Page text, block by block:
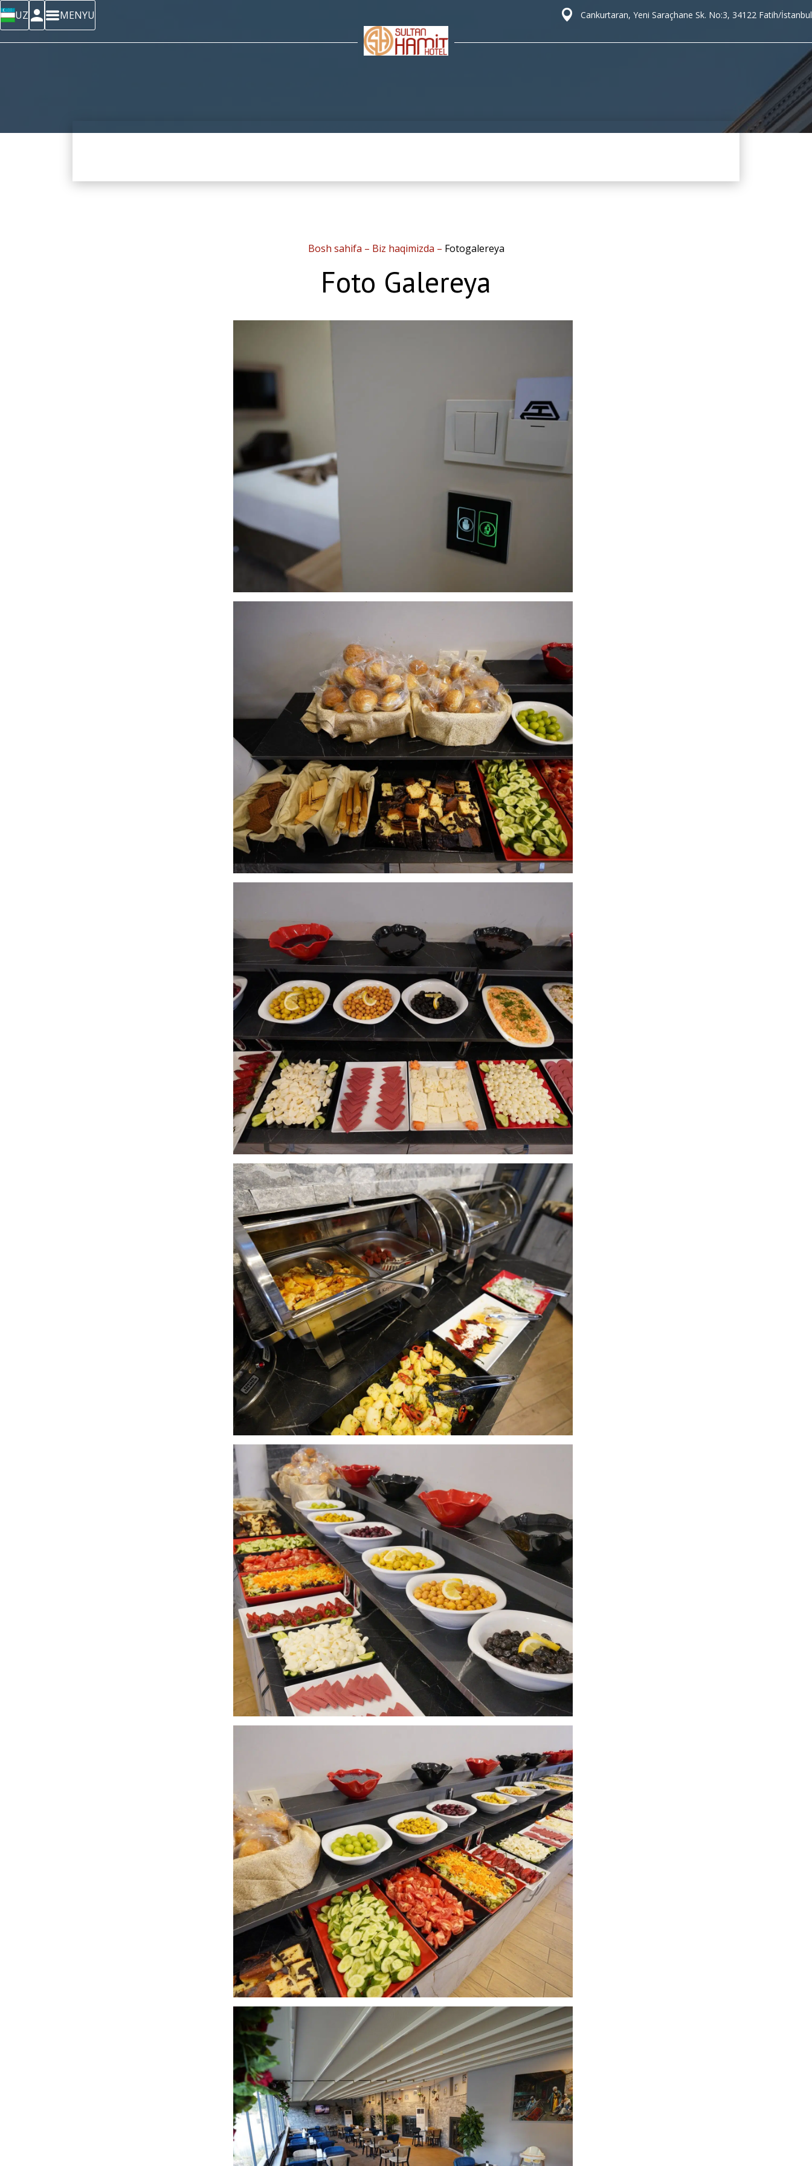
UZ MENYU Cankurtaran, Yeni Saraçhane Sk. No:3, 34122 Fatih/İstanbul
Bosh sahifa – Biz haqimizda – Fotogalereya
Foto Galereya